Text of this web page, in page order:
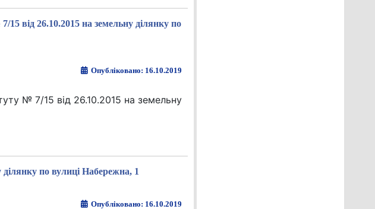
15 від 26.10.2015 на земельну ділянку по
Опубліковано: 16.10.2019
№ 7/15 від 26.10.2015 на земельну
по вулиці Набережна, 1
Опубліковано: 16.10.2019